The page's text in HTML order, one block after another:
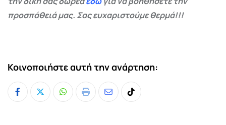
προσπάθειά μας. Σας ευχαριστούμε θερμά!!!
Κοινοποιήστε αυτή την ανάρτηση:
Whatsapp
Print
ShareTiktok